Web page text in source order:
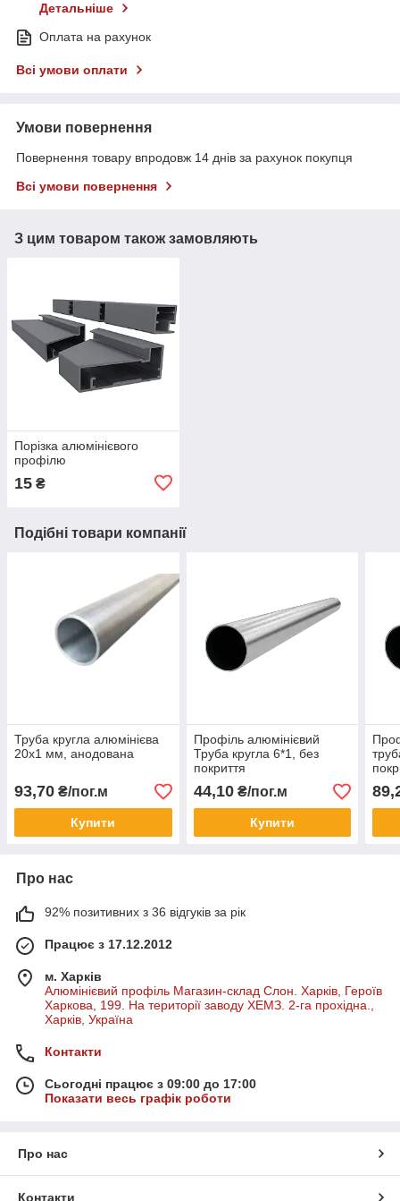
Детальніше
Оплата на рахунок
Всі умови оплати
Умови повернення
Повернення товару впродовж 14 днів за рахунок покупця
Всі умови повернення
З цим товаром також замовляють
Порізка алюмінієвого
профілю
15 ₴
Подібні товари компанії
Труба кругла алюмінієва
20х1 мм, анодована
93,70 ₴/пог.м
Купити
Профіль алюмінієвий
Труба кругла 6*1, без
покриття
44,10₴/пог.м
Купити
Про нас
92% позитивних з 36 відгуків за рік
Працює з 17.12.2012
м. Харків
Алюмінієвий профіль Магазин-склад Слон. Харків, Героїв
Харкова, 199. На території заводу ХЕМЗ. 2-га прохідна.,
Харків, Україна
Контакти
Сьогодні працює з 09:00 до 17:00
Показати весь графік роботи
Про нас
Контакти